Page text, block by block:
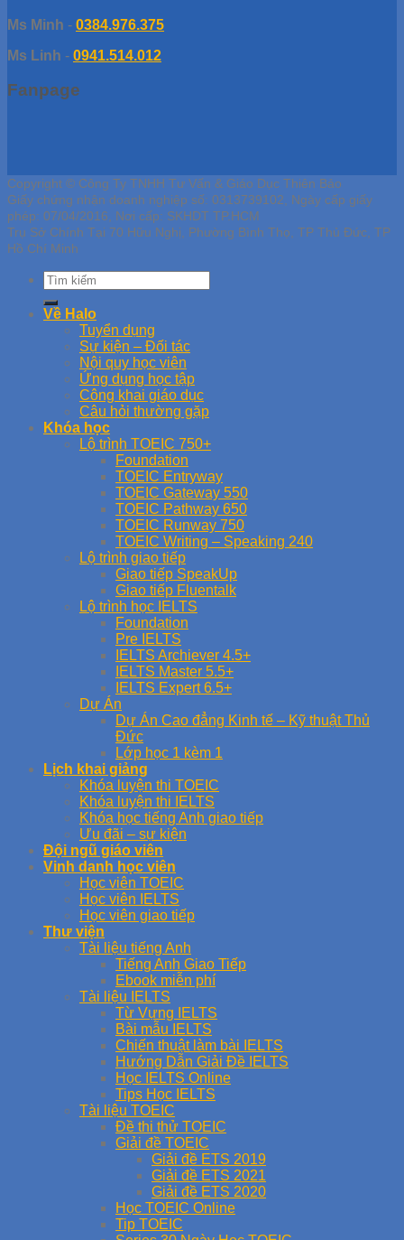
Ms Minh - 0384.976.375
Ms Linh - 0941.514.012
Fanpage
Copyright © Công Ty TNHH Tư Vấn & Giáo Dục Thiên Bảo
Giấy chứng nhận doanh nghiệp số: 0313739102, Ngày cấp giấy
phép: 07/04/2016, Nơi cấp: SKHDT TP.HCM
Trụ Sở Chính Tại 70 Hữu Nghị, Phường Bình Thọ, TP Thủ Đức, TP
Hồ Chí Minh
Về Halo
Tuyển dụng
Sự kiện – Đối tác
Nội quy học viên
Ứng dụng học tập
Công khai giáo dục
Câu hỏi thường gặp
Khóa học
Lộ trình TOEIC 750+
Foundation
TOEIC Entryway
TOEIC Gateway 550
TOEIC Pathway 650
TOEIC Runway 750
TOEIC Writing – Speaking 240
Lộ trình giao tiếp
Giao tiếp SpeakUp
Giao tiếp Fluentalk
Lộ trình học IELTS
Foundation
Pre IELTS
IELTS Archiever 4.5+
IELTS Master 5.5+
IELTS Expert 6.5+
Dự Án
Dự Án Cao đẳng Kinh tế – Kỹ thuật Thủ
Đức
Lớp học 1 kèm 1
Lịch khai giảng
Khóa luyện thi TOEIC
Khóa luyện thi IELTS
Khóa học tiếng Anh giao tiếp
Ưu đãi – sự kiện
Đội ngũ giáo viên
Vinh danh học viên
Học viên TOEIC
Học viên IELTS
Học viên giao tiếp
Thư viện
Tài liệu tiếng Anh
Tiếng Anh Giao Tiếp
Ebook miễn phí
Tài liệu IELTS
Từ Vựng IELTS
Bài mẫu IELTS
Chiến thuật làm bài IELTS
Hướng Dẫn Giải Đề IELTS
Học IELTS Online
Tips Học IELTS
Tài liệu TOEIC
Đề thi thử TOEIC
Giải đề TOEIC
Giải đề ETS 2019
Giải đề ETS 2021
Giải đề ETS 2020
Học TOEIC Online
Tip TOEIC